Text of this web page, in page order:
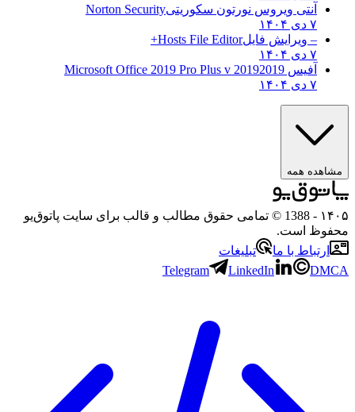
آنتی ویروس نورتون سکوریتیNorton Security
۷ دی ۱۴۰۴
– ویرایش فایلHosts File Editor+
۷ دی ۱۴۰۴
آفیس 2019 2019 Microsoft Office 2019 Pro Plus v
۷ دی ۱۴۰۴
مشاهده همه
۱۴۰۵
- 1388 © تمامی حقوق مطالب و قالب برای سایت پاتوق‌یو
محفوظ است.
ارتباط با ما
تبلیغات
Telegram
LinkedIn DMCA